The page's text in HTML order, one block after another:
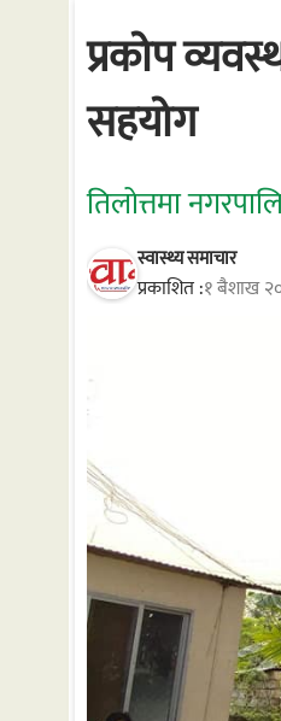
प्रकोप
सहयोग
तिलोत्तमा
स्वास्थ्य समाचार
प्रकाशित :१ बैशाख